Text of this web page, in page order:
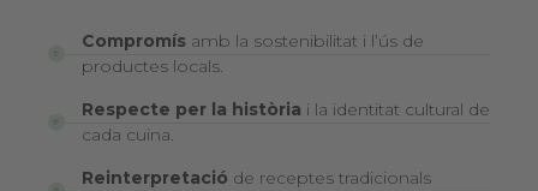
Compromísamb la sostenibilitat i l’ús de
productes locals.
Respecte per la història i la identitat cultural de
cada cuina.
Reinterpretació de receptes tradicionals